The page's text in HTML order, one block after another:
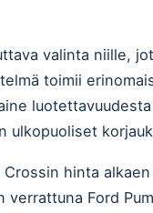
valinta niille,
toimii
ulkopuoliset
Crossin hinta
Ford